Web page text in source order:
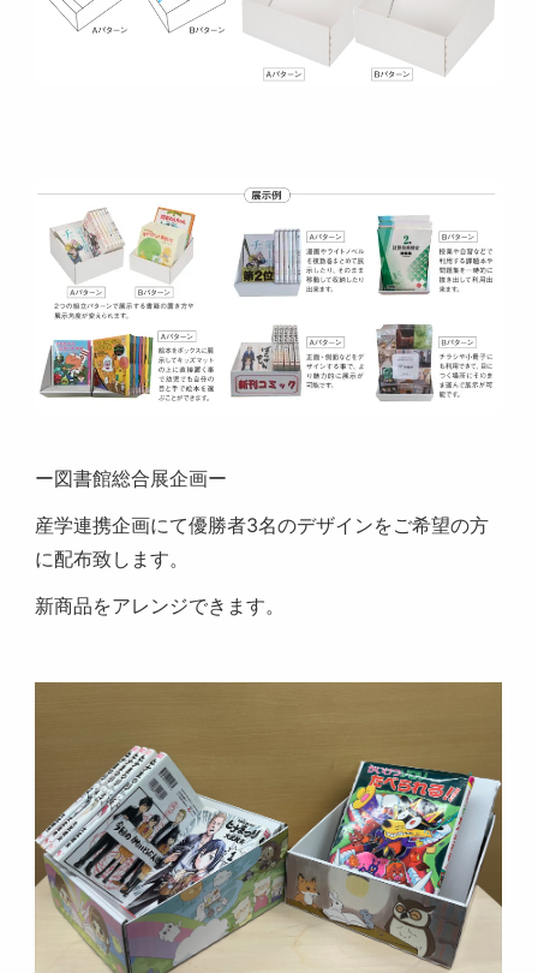
ー図書館総合展企画ー
産学連携企画にて優勝者3名のデザインをご希望の方
に配布致します。
新商品をアレンジできます。